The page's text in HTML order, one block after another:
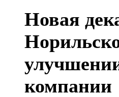
Новая
компании